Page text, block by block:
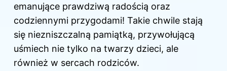
emanujące prawdziwą radością oraz
codziennymi przygodami! Takie chwile stają
się niezniszczalną pamiątką, przywołującą
uśmiech nie tylko na twarzy dzieci, ale
również w sercach rodziców.